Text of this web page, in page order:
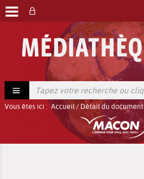
Vous êtes ici : Accueil/ Détail du document